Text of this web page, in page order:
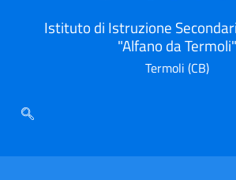
Istituto di Istruzione
"Alfano da Termoli"
Termoli (CB)